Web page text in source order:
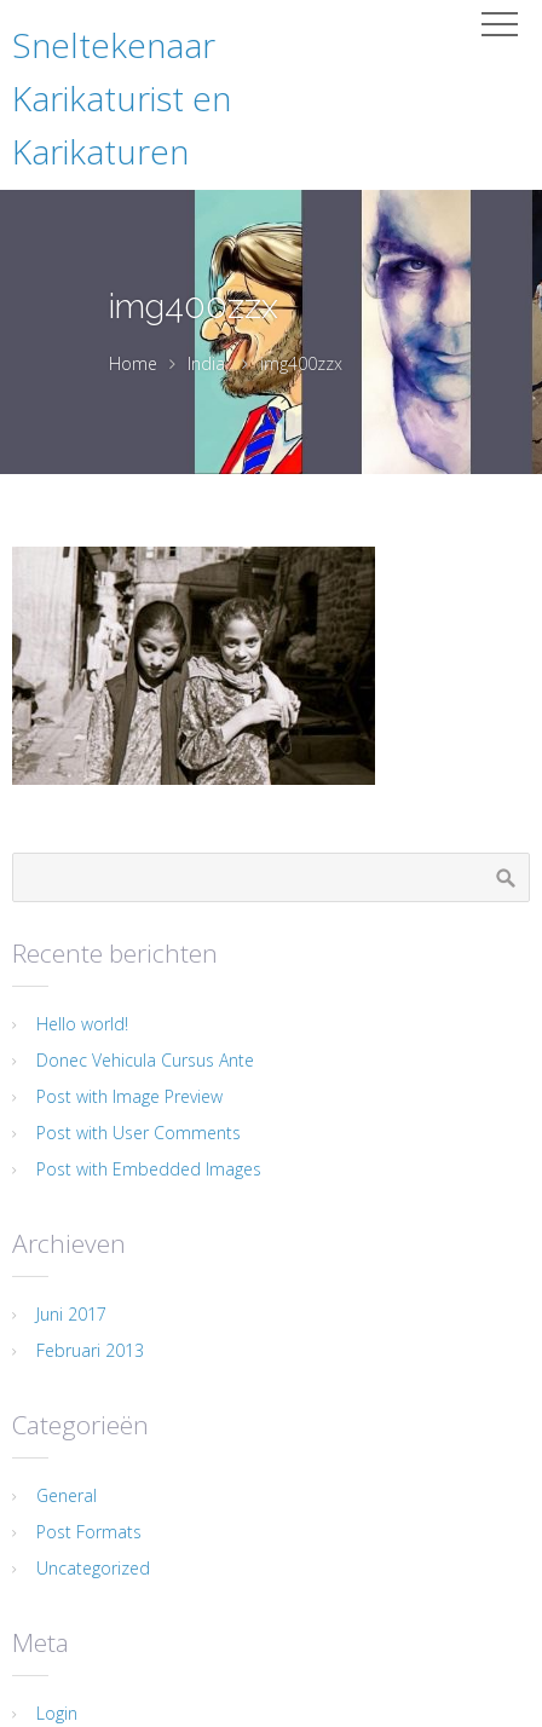
Sneltekenaar
Karikaturist en
Karikaturen
img400zzx
Home India img400zzx
Recente berichten
Hello world!
Donec Vehicula Cursus Ante
Post with Image Preview
Post with User Comments
Post with Embedded Images
Archieven
Juni 2017
Februari 2013
Categorieën
General
Post Formats
Uncategorized
Meta
Login